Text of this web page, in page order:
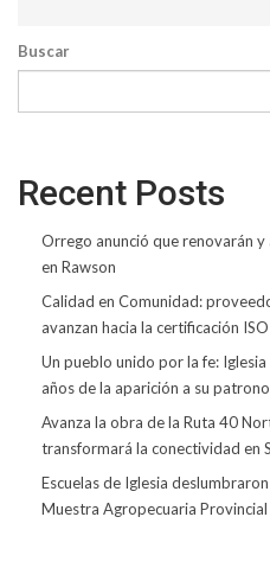
Buscar
Recent Posts
Orrego anunció que renovarán
en Rawson
Calidad en Comunidad:
avanzan hacia la certificación
Un pueblo unido por la fe:
años de la aparición a su
Avanza la obra de la Ruta 40
transformará la conectividad en
Escuelas de Iglesia
Muestra Agropecuaria Provincial